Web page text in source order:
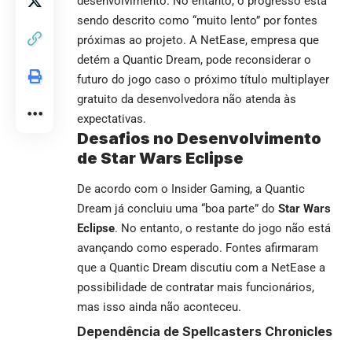
sendo descrito como “muito lento” por fontes
próximas ao projeto. A NetEase, empresa que
detém a Quantic Dream, pode reconsiderar o
futuro do jogo caso o próximo título multiplayer
gratuito da desenvolvedora não atenda às
expectativas.
Desafios no Desenvolvimento
de Star Wars Eclipse
De acordo com o Insider Gaming, a Quantic
Dream já concluiu uma “boa parte” do Star Wars
Eclipse. No entanto, o restante do jogo não está
avançando como esperado. Fontes afirmaram
que a Quantic Dream discutiu com a NetEase a
possibilidade de contratar mais funcionários,
mas isso ainda não aconteceu.
Dependência de Spellcasters Chronicles